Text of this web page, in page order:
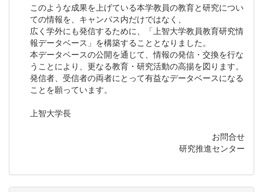
このような成果を上げている本学教員の教育と研究につい
ての情報を、キャンパス内だけではなく、
広く学外にも発信するために、「上智大学教員教育研究情
報データベース」を構築することとなりました。
本データベースの公開を通じて、情報の発信・交換を行な
うことにより、更なる教育・研究活動の高揚を図ります。
発信者、受信者の両者にとって有益なデータベースになる
ことを願っています。
上智大学長
お問合せ
研究推進センター